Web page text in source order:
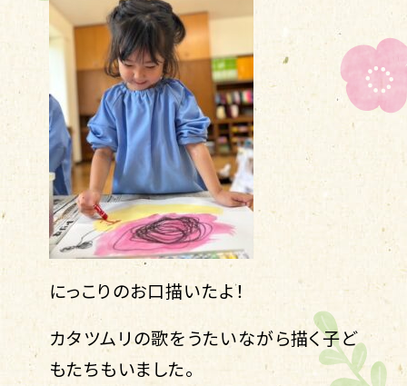
にっこりのお口描いたよ！
カタツムリの歌をうたいながら描く子ど
もたちもいました。